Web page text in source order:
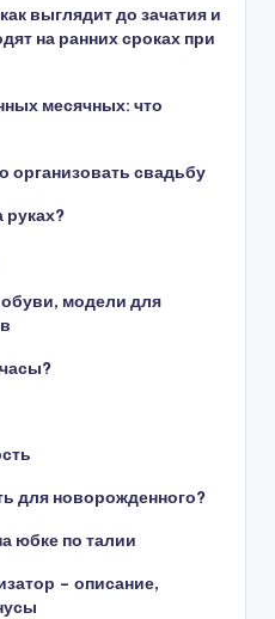
выглядит до зачатия и
на ранних сроках при
месячных: что
организовать свадьбу
руках?
модели для
для новорожденного?
юбке по талии
– описание,